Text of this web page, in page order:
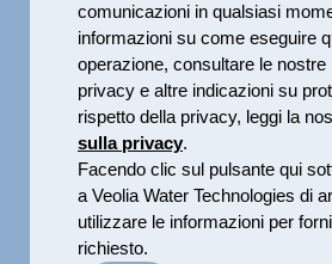
comunicazioni in qualsiasi
informazioni su come eseguire
operazione, consultare le
privacy e altre indicazioni su
rispetto della privacy, leggi la
sulla privacy.
Facendo clic sul pulsante qui
a Veolia Water Technologies di
utilizzare le informazioni per
richiesto.